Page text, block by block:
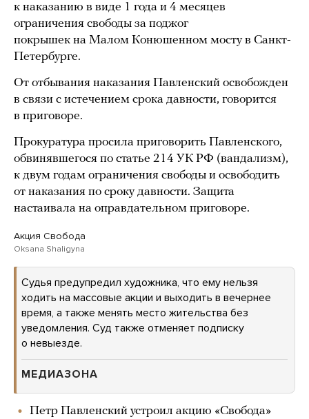
к наказанию в виде 1 года и 4 месяцев
ограничения свободы за поджог
покрышек на Малом Конюшенном мосту в Санкт-
Петербурге.
От отбывания наказания Павленский освобожден
в связи с истечением срока давности, говорится
в приговоре.
Прокуратура просила приговорить Павленского,
обвинявшегося по статье 214 УК РФ (вандализм),
к двум годам ограничения свободы и освободить
от наказания по сроку давности. Защита
настаивала на оправдательном приговоре.
Акция Свобода
Oksana Shaligyna
Судья предупредил художника, что ему нельзя
ходить на массовые акции и выходить в вечернее
время, а также менять место жительства без
уведомления. Суд также отменяет подписку
о невыезде.
МЕДИАЗОНА
Петр Павленский устроил акцию «Свобода»